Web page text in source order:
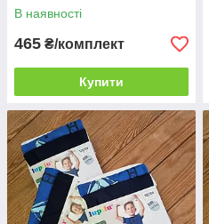
19 кг)
В наявності
465 ₴/комплект
Купити